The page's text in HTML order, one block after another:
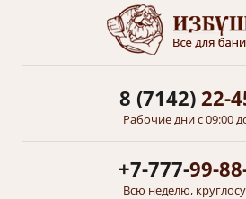
8 (7142)22-
Рабочие дни с 09:00
+7-777-99-
Всю неделю,